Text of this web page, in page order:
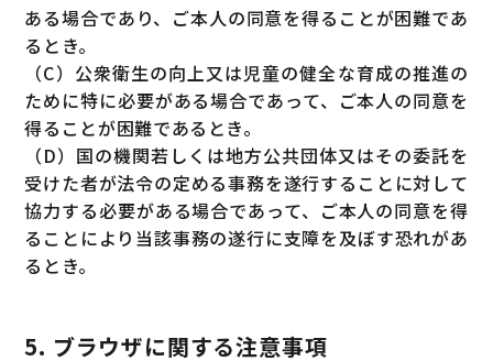
ある場合であり、ご本人の同意を得ることが困難であ
るとき。
（C）公衆衛生の向上又は児童の健全な育成の推進の
ために特に必要がある場合であって、ご本人の同意を
得ることが困難であるとき。
（D）国の機関若しくは地方公共団体又はその委託を
受けた者が法令の定める事務を遂行することに対して
協力する必要がある場合であって、ご本人の同意を得
ることにより当該事務の遂行に支障を及ぼす恐れがあ
るとき。
5. ブラウザに関する注意事項